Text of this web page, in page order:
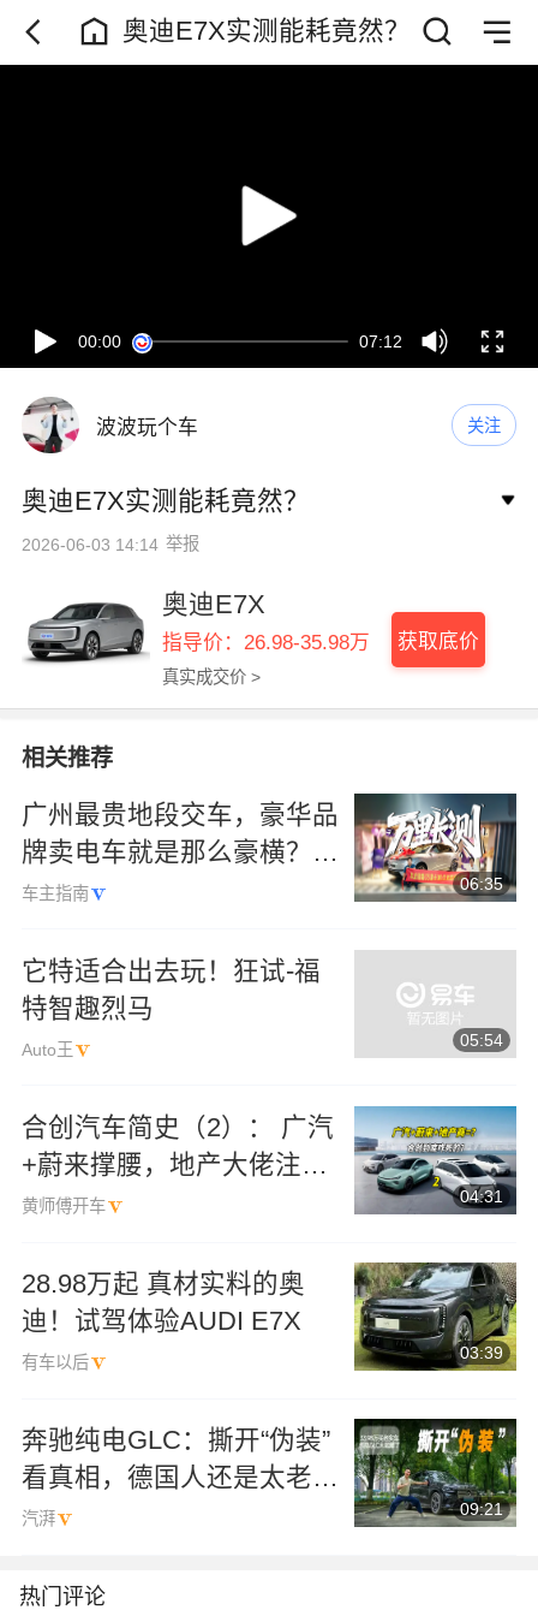
奥迪E7X实测能耗竟然？
00:00 07:12
波波玩个车 关注
奥迪E7X实测能耗竟然？
2026-06-03 14:14 举报
奥迪E7X
指导价：26.98-35.98万
真实成交价 >
获取底价
相关推荐
广州最贵地段交车，豪华品
牌卖电车就是那么豪横？万
里长测，上汽奥迪E7X提车
车主指南
06:35
它特适合出去玩！狂试-福
特智趣烈马
Auto王
05:54
合创汽车简史（2）： 广汽
+蔚来撑腰，地产大佬注
资，合创为啥还会死？【迷
黄师傅开车
04:31
28.98万起 真材实料的奥
迪！试驾体验AUDI E7X
有车以后
03:39
奔驰纯电GLC：撕开“伪装”
看真相，德国人还是太老实
了
汽湃
09:21
热门评论